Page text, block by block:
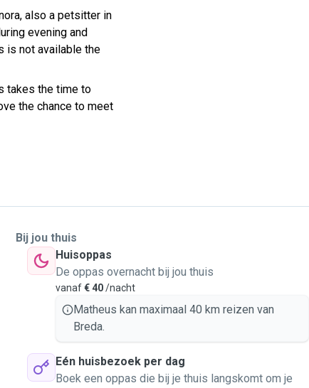
also a petsitter in
evening and
is not available the
takes the time to
the chance to meet
Bij jou thuis
Huisoppas
De oppas overnacht bij jou thuis
vanaf€ 40/nacht
Matheus kan maximaal 40 km reizen van
Breda.
Eén huisbezoek per dag
Boek een oppas die bij je thuis langskomt om je